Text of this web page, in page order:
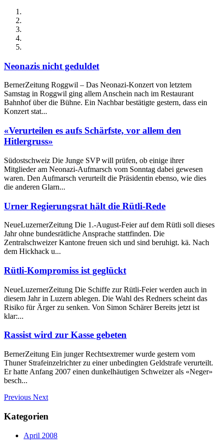
nach:
Neonazis nicht geduldet
BernerZeitung Roggwil – Das Neonazi-Konzert von letztem
Samstag in Roggwil ging allem Anschein nach im Restaurant
Bahnhof über die Bühne. Ein Nachbar bestätigte gestern, dass ein
Konzert stat...
«Verurteilen es aufs Schärfste, vor allem den
Hitlergruss»
Südostschweiz Die Junge SVP will prüfen, ob einige ihrer
Mitglieder am Neonazi-Aufmarsch vom Sonntag dabei gewesen
waren. Den Aufmarsch verurteilt die Präsidentin ebenso, wie dies
die anderen Glarn...
Urner Regierungsrat hält die Rütli-Rede
NeueLuzernerZeitung Die 1.-August-Feier auf dem Rütli soll dieses
Jahr ohne bundesrätliche Ansprache stattfinden. Die
Zentralschweizer Kantone freuen sich und sind beruhigt. kä. Nach
dem Hickhack u...
Rütli-Kompromiss ist geglückt
NeueLuzernerZeitung Die Schiffe zur Rütli-Feier werden auch in
diesem Jahr in Luzern ablegen. Die Wahl des Redners scheint das
Risiko für Ärger zu senken. Von Simon Schärer Bereits jetzt ist
klar:...
Rassist wird zur Kasse gebeten
BernerZeitung Ein junger Rechtsextremer wurde gestern vom
Thuner Strafeinzelrichter zu einer unbedingten Geldstrafe verurteilt.
Er hatte Anfang 2007 einen dunkelhäutigen Schweizer als «Neger»
besch...
Previous Next
Kategorien
April 2008